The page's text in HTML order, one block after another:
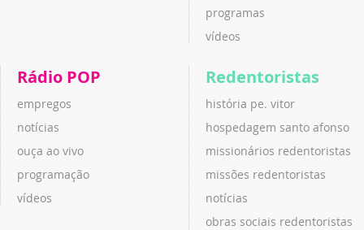
programas
vídeos
Rádio POP
empregos
notícias
ouça ao vivo
programação
vídeos
Redentoristas
história pe. vitor
hospedagem santo afonso
missionários redentoristas
missões redentoristas
notícias
obras sociais redentoristas